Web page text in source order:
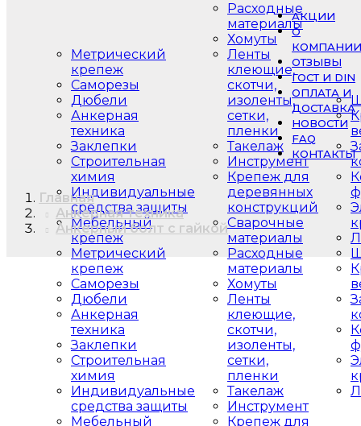
Метрический
крепеж
Саморезы
Дюбели
Анкерная
техника
Заклепки
Строительная
химия
Индивидуальные
средства защиты
Мебельный
крепеж
Метрический
крепеж
Саморезы
Дюбели
Анкерная
техника
Заклепки
Строительная
химия
Индивидуальные
средства защиты
Мебельный
Расходные
материалы
Хомуты
Ленты
клеющие,
скотчи,
изоленты,
сетки,
пленки
Такелаж
Инструмент
Крепеж для
деревянных
конструкций
Сварочные
материалы
Расходные
материалы
Хомуты
Ленты
клеющие,
скотчи,
изоленты,
сетки,
пленки
Такелаж
Инструмент
Крепеж для
АКЦИИ
О
КОМПАНИИ
ОТЗЫВЫ
ГОСТ И DIN
ОПЛАТА И
ДОСТАВКА
НОВОСТИ
FAQ
КОНТАКТЫ
Главная
Анкерная техника
Анкерный болт с гайкой